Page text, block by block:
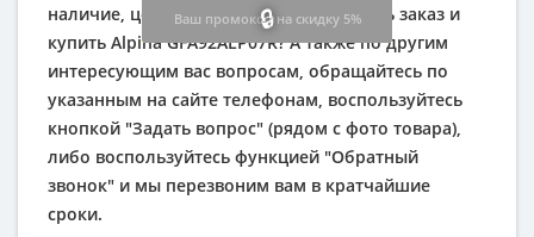
наличие, цены? Не знаете как оформить заказ и
купить Alpina GFA92ALP07R? А также по другим
интересующим вас вопросам, обращайтесь по
указанным на сайте телефонам, воспользуйтесь
кнопкой "Задать вопрос" (рядом с фото товара),
либо воспользуйтесь функцией "Обратный
звонок" и мы перезвоним вам в кратчайшие
сроки.
Ваш промокод на скидку 5%